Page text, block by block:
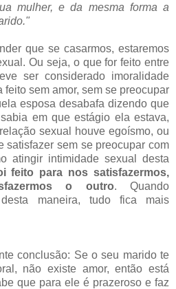
mulher, e da mesma forma a
que se casarmos, estaremos
Ou seja, o que for feito entre
ser considerado imoralidade
sem amor, sem se preocupar
esposa desabafa dizendo que
em que estágio ela estava,
sexual houve egoísmo, ou
satisfazer sem se preocupar com
atingir intimidade sexual desta
feito para nos satisfazermos,
o outro. Quando
desta maneira, tudo fica mais
conclusão: Se o seu marido te
não existe amor, então está
que para ele é prazeroso e faz